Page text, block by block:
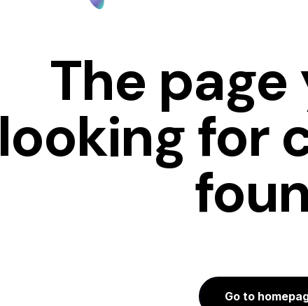
The page
looking for
Go to